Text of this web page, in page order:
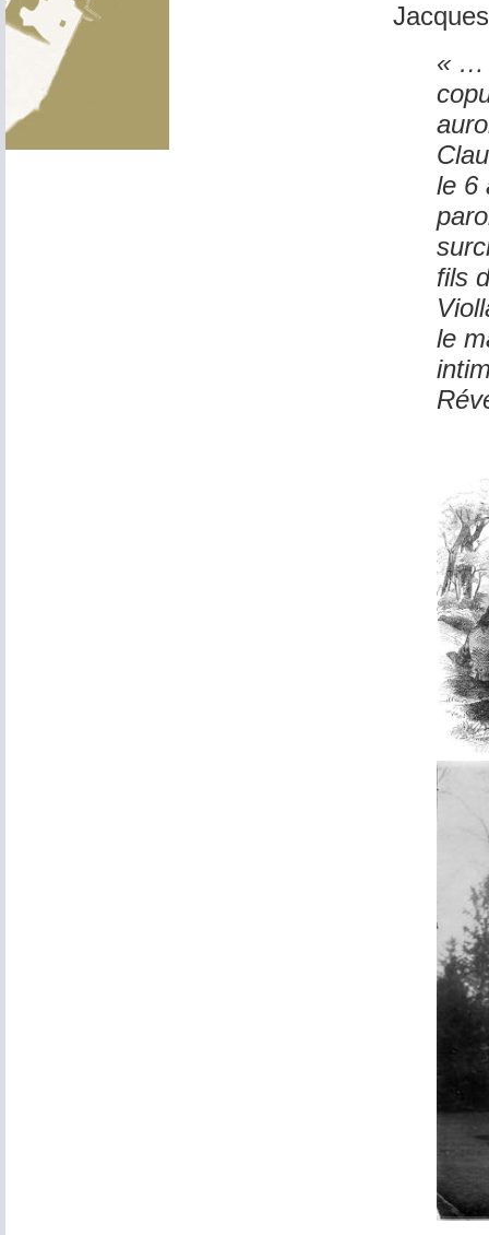
« …
le 6
fils
le